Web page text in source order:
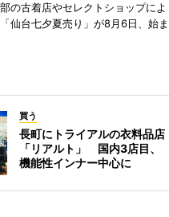
の古着店やセレクトショップによ
仙台七夕夏売り」が8月6日、始ま
買う
長町にトライアルの衣料品店
「リアルト」 国内3店目、
機能性インナー中心に